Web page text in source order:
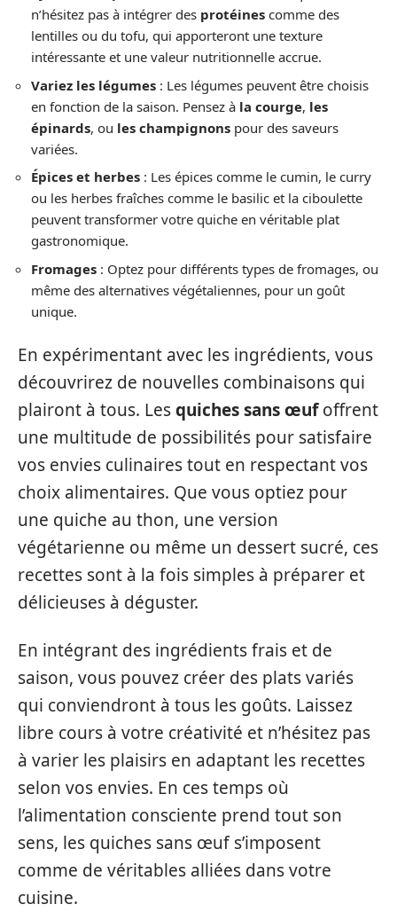
n’hésitez pas à intégrer des protéines comme des
lentilles ou du tofu, qui apporteront une texture
intéressante et une valeur nutritionnelle accrue.
Variez les légumes : Les légumes peuvent être choisis
en fonction de la saison. Pensez à la courge, les
épinards, ou les champignons pour des saveurs
variées.
Épices et herbes : Les épices comme le cumin, le curry
ou les herbes fraîches comme le basilic et la ciboulette
peuvent transformer votre quiche en véritable plat
gastronomique.
Fromages : Optez pour différents types de fromages, ou
même des alternatives végétaliennes, pour un goût
unique.
En expérimentant avec les ingrédients, vous
découvrirez de nouvelles combinaisons qui
plairont à tous. Lesquiches sans œufoffrent
une multitude de possibilités pour satisfaire
vos envies culinaires tout en respectant vos
choix alimentaires. Que vous optiez pour
une quiche au thon, une version
végétarienne ou même un dessert sucré, ces
recettes sont à la fois simples à préparer et
délicieuses à déguster.
En intégrant des ingrédients frais et de
saison, vous pouvez créer des plats variés
qui conviendront à tous les goûts. Laissez
libre cours à votre créativité et n’hésitez pas
à varier les plaisirs en adaptant les recettes
selon vos envies. En ces temps où
l’alimentation consciente prend tout son
sens, les quiches sans œuf s’imposent
comme de véritables alliées dans votre
cuisine.